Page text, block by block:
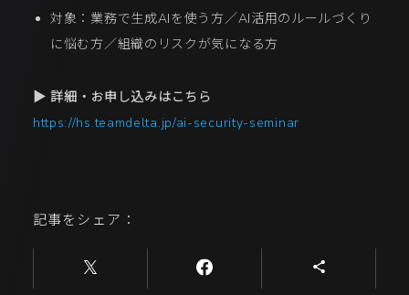
対象：業務で生成AIを使う方／AI活用のルールづくり
に悩む方／組織のリスクが気になる方
▶ 詳細・お申し込みはこちら
https://hs.teamdelta.jp/ai-security-seminar
記事をシェア：